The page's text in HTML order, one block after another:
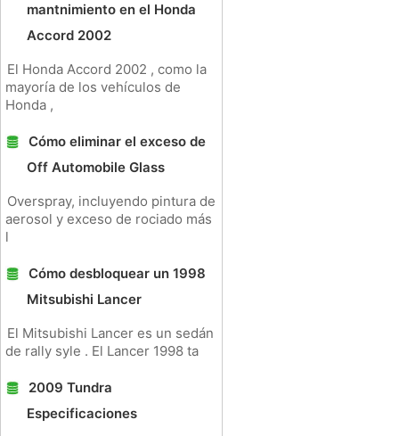
mantnimiento en el Honda
Accord 2002
El Honda Accord 2002 , como la
mayoría de los vehículos de
Honda ,
Cómo eliminar el exceso de
Off Automobile Glass
Overspray, incluyendo pintura de
aerosol y exceso de rociado más
l
Cómo desbloquear un 1998
Mitsubishi Lancer
El Mitsubishi Lancer es un sedán
de rally syle . El Lancer 1998 ta
2009 Tundra
Especificaciones